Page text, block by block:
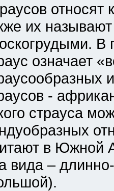
относят
их
В
означает
-
страуса
в Южной
вида –